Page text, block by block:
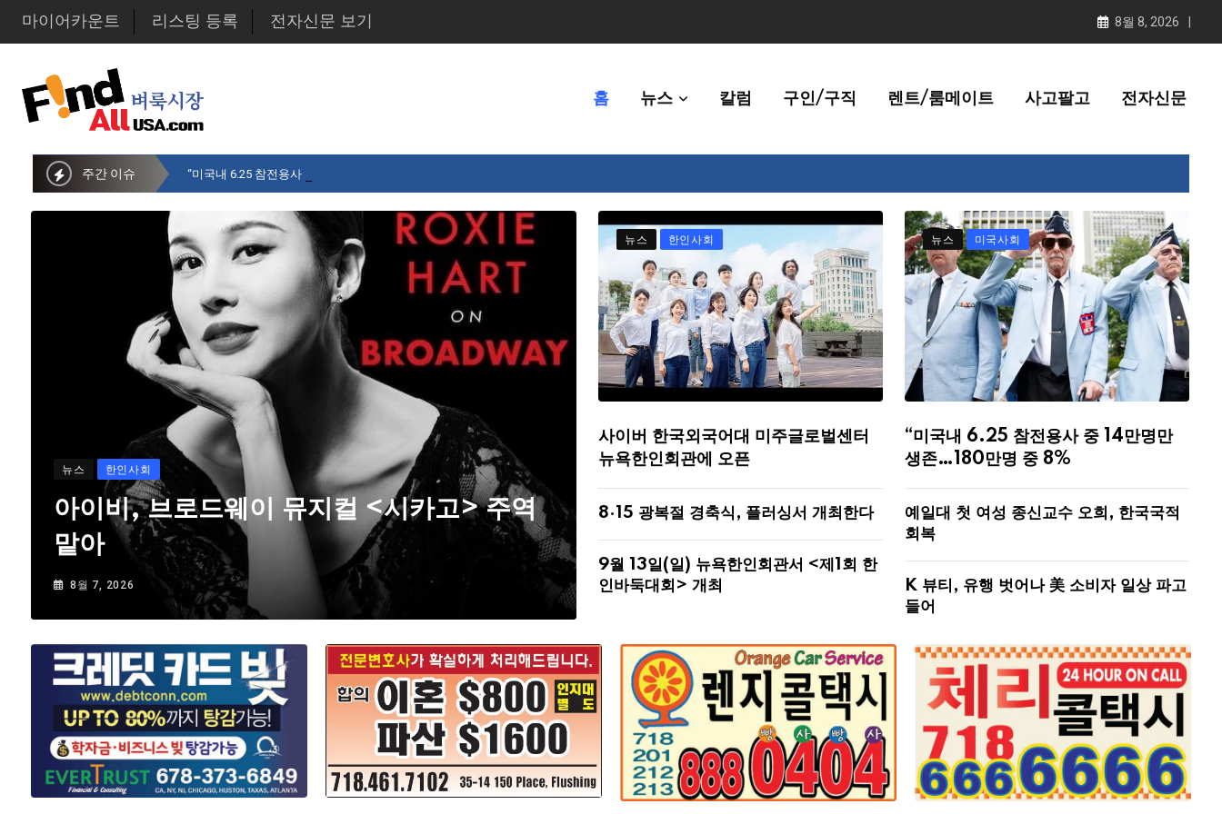
마이어카운트 리스팅 등록 전자신문 보기 8월 8, 2026
홈 뉴스 칼럼 구인/구직 렌트/룸메이트 사고팔고 전자신문
주간 이슈 “미국내 6.25 참전용사 중 14만명만 생존…180만명 중 8% 수준
뉴스 한인사회
아이비, 브로드웨이 뮤지컬 <시카고> 주역
맡아
8월 7, 2026
뉴스 한인사회
사이버 한국외국어대 미주글로벌센터
뉴욕한인회관에 오픈
8·15 광복절 경축식, 플러싱서 개최한다
9월 13일(일) 뉴욕한인회관서 <제1회 한
인바둑대회> 개최
뉴스 미국사회
“미국내 6.25 참전용사 중 14만명만
생존…180만명 중 8%
예일대 첫 여성 종신교수 오희, 한국국적
회복
K 뷰티, 유행 벗어나 美 소비자 일상 파고
들어